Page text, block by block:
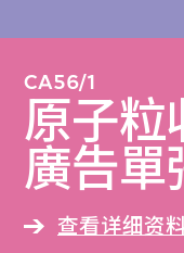
CA56/1
原子粒
廣告單
查看详细资